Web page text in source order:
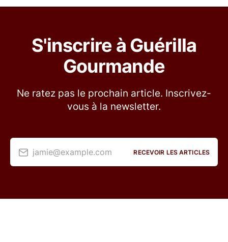
S'inscrire à Guérilla
Gourmande
Ne ratez pas le prochain article. Inscrivez-
vous à la newsletter.
jamie@example.com RECEVOIR LES ARTICLES